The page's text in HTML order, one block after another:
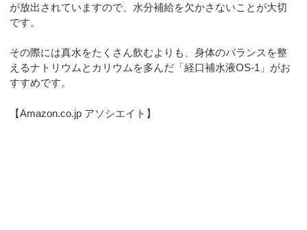
が放出されていますので、水分補給を欠かさないことが大切
です。
その際には真水をたくさん飲むよりも、身体のバランスを整
えるナトリウムとカリウムを多んだ「経口補水液OS-1」がお
すすめです。
【Amazon.co.jp アソシエイト】